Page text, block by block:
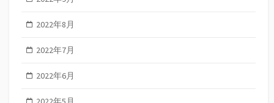
2022年8月
2022年7月
2022年6月